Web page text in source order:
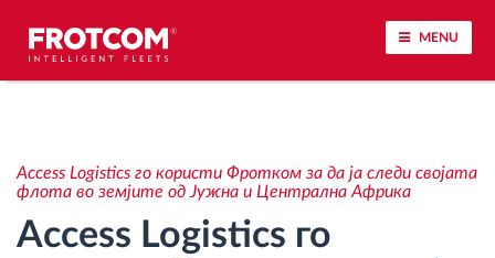
MENU
Анализа на возачкото однесување
Следење на времетраењето на возењето
Access Logistics го користи Фротком за да ја следи својата
флота во земјите од Јужна и Централна Африка
Access Logistics го